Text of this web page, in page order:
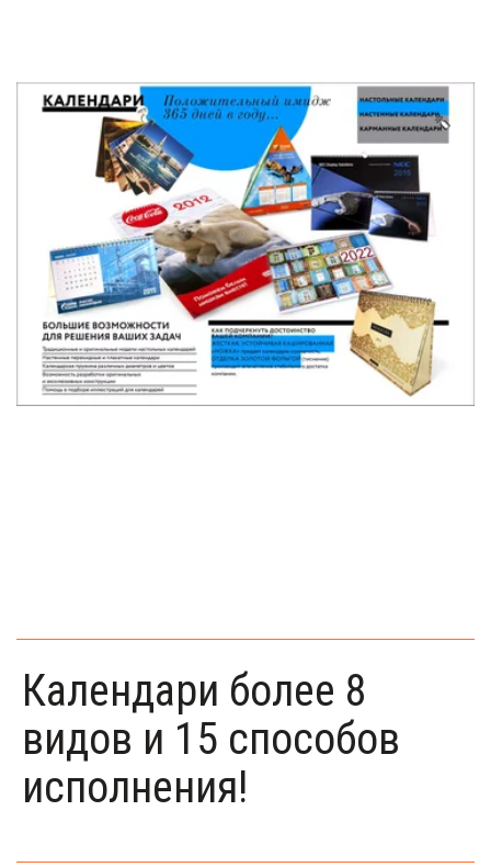
Календари более 8
видов и 15 способов
исполнения!